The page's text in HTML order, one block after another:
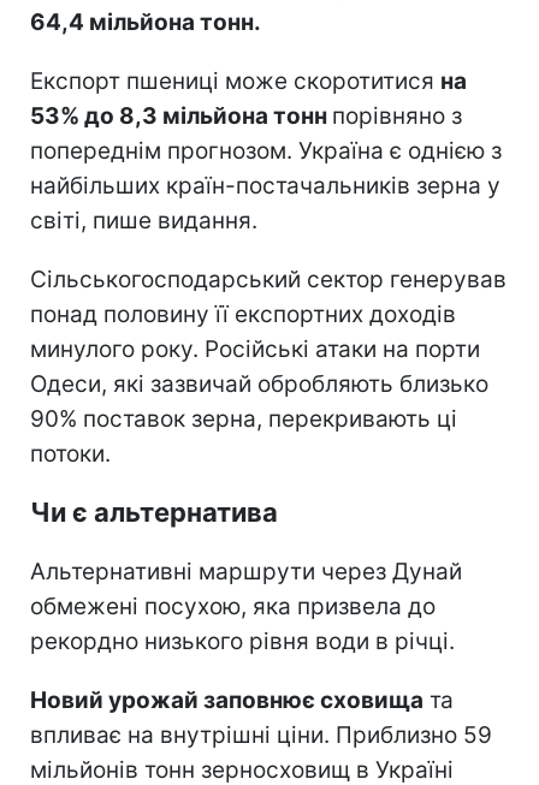
64,4 мільйона тонн.
Експорт пшениці може скоротитися на
53% до 8,3 мільйона тонн порівняно з
попереднім прогнозом. Україна є однією з
найбільших країн-постачальників зерна у
світі, пише видання.
Сільськогосподарський сектор генерував
понад половину її експортних доходів
минулого року. Російські атаки на порти
Одеси, які зазвичай обробляють близько
90% поставок зерна, перекривають ці
потоки.
Чи є альтернатива
Альтернативні маршрути через Дунай
обмежені посухою, яка призвела до
рекордно низького рівня води в річці.
Новий урожай заповнює сховища та
впливає на внутрішні ціни. Приблизно 59
мільйонів тонн зерносховищ в Україні